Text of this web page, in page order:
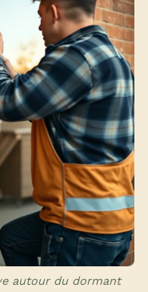
autour du dormant